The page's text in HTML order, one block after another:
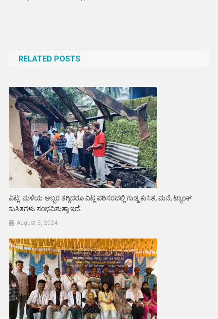
RELATED POSTS
ವಿಟ್ಲ: ಮಳೆಯ ಅಬ್ಬರ ತಗ್ಗಿದರೂ ವಿಟ್ಲ ಪರಿಸರದಲ್ಲಿ ಗುಡ್ಡ ಕುಸಿತ, ಮನೆ, ಟ್ಯಾಂಕ್
ಕುಸಿತಗಳು ಸಂಭವಿಸುತ್ತಾ ಇದೆ.
August 5, 2024